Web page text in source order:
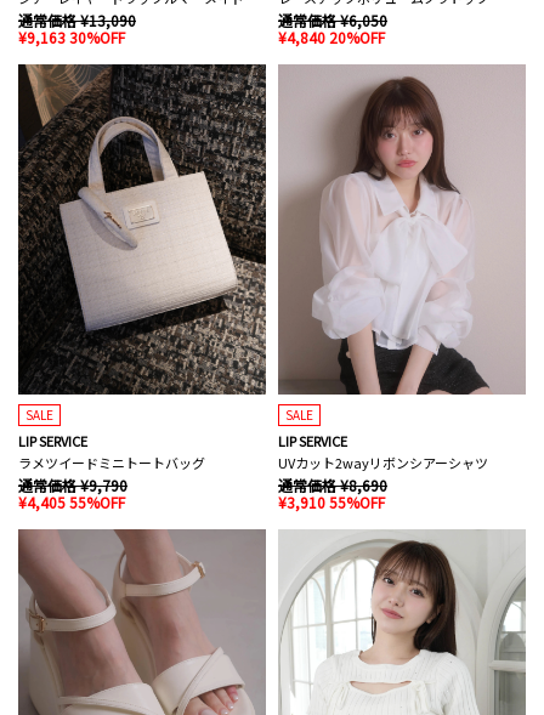
通常価格 ¥13,090
¥9,163 30%OFF
通常価格 ¥6,050
¥4,840 20%OFF
SALE
LIP SERVICE
ラメツイードミニトートバッグ
通常価格 ¥9,790
¥4,405 55%OFF
SALE
LIP SERVICE
UVカット2wayリボンシアーシャツ
通常価格 ¥8,690
¥3,910 55%OFF